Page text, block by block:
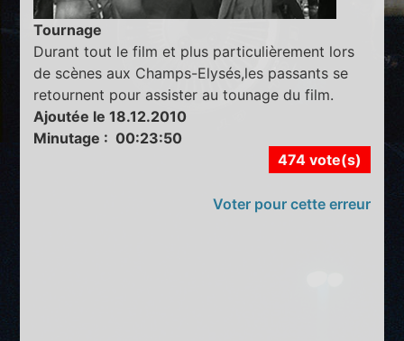
Tournage
Durant tout le film et plus particulièrement lors
de scènes aux Champs-Elysés,les passants se
retournent pour assister au tounage du film.
Ajoutée le 18.12.2010
Minutage : 00:23:50
474 vote(s)
Voter pour cette erreur